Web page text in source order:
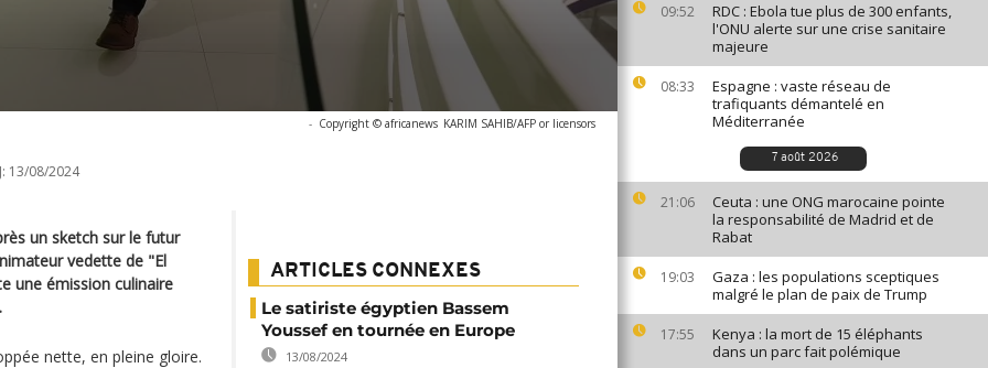
09:52
RDC : Ebola tue plus de 300 enfants,
l'ONU alerte sur une crise sanitaire
majeure
08:33
Espagne : vaste réseau de
trafiquants démantelé en
Méditerranée
7 août 2026
21:06
Ceuta : une ONG marocaine pointe
la responsabilité de Madrid et de
Rabat
19:03
Gaza : les populations sceptiques
malgré le plan de paix de Trump
17:55
Kenya : la mort de 15 éléphants
dans un parc fait polémique
- Copyright © africanews KARIM SAHIB/AFP or licensors
13/08/2024
un sketch sur le futur
vedette de "El
une émission culinaire
nette, en pleine gloire.
ARTICLES CONNEXES
Le satiriste égyptien Bassem
Youssef en tournée en Europe
13/08/2024